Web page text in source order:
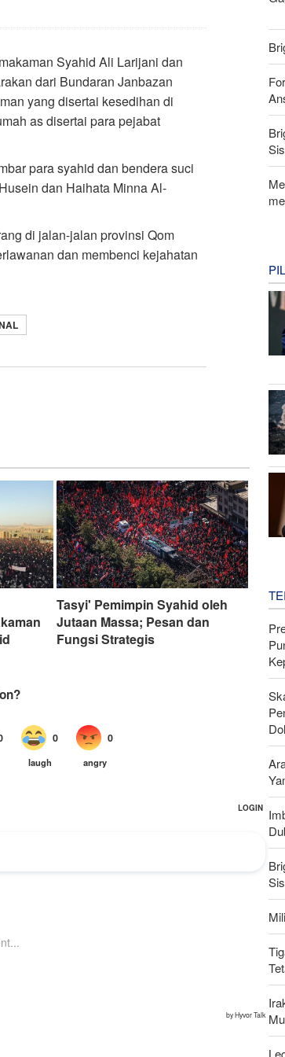
Syahid Ali Larijani dan
dari Bundaran Janbazan
yang disertai kesedihan di
as disertai para pejabat
para syahid dan bendera suci
dan Haihata Minna Al-
di jalan-jalan provinsi Qom
dan membenci kejahatan
Tasyi' Pemimpin Syahid oleh
Jutaan Massa; Pesan dan
Fungsi Strategis